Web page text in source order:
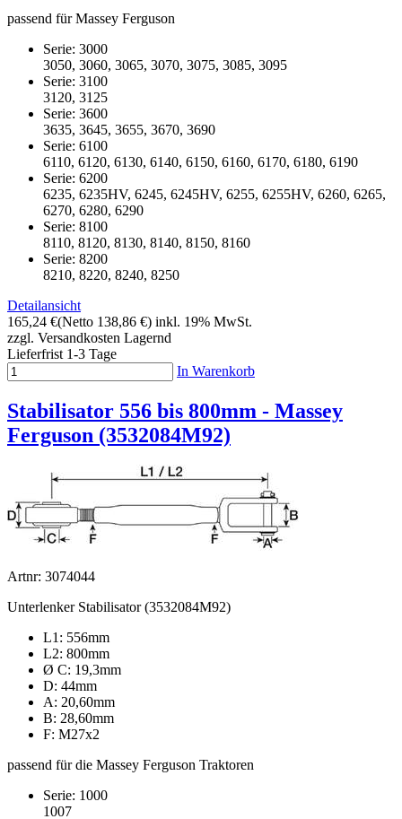
passend für Massey Ferguson
Serie: 3000
3050, 3060, 3065, 3070, 3075, 3085, 3095
Serie: 3100
3120, 3125
Serie: 3600
3635, 3645, 3655, 3670, 3690
Serie: 6100
6110, 6120, 6130, 6140, 6150, 6160, 6170, 6180, 6190
Serie: 6200
6235, 6235HV, 6245, 6245HV, 6255, 6255HV, 6260, 6265,
6270, 6280, 6290
Serie: 8100
8110, 8120, 8130, 8140, 8150, 8160
Serie: 8200
8210, 8220, 8240, 8250
Detailansicht
165,24 €(Netto 138,86 €) inkl. 19% MwSt.
zzgl. Versandkosten Lagernd
Lieferfrist 1-3 Tage
In Warenkorb
Stabilisator 556 bis 800mm - Massey
Ferguson (3532084M92)
Artnr: 3074044
Unterlenker Stabilisator (3532084M92)
L1: 556mm
L2: 800mm
Ø C: 19,3mm
D: 44mm
A: 20,60mm
B: 28,60mm
F: M27x2
passend für die Massey Ferguson Traktoren
Serie: 1000
1007